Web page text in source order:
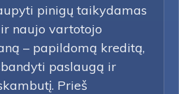
pinigų taikydamas
naujo vartotojo
– papildomą kreditą,
paslaugą ir
Prieš